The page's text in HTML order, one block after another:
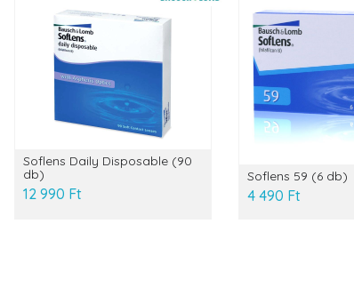
Soflens Daily Disposable (90
db)
12 990 Ft
Soflens 59 (6 db)
4 490 Ft